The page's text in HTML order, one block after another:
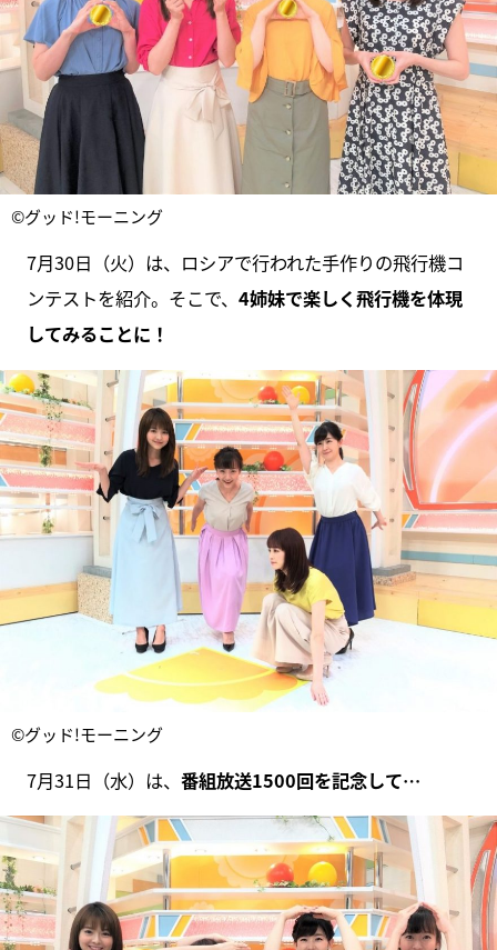
©グッド!モーニング
7月30日（火）は、ロシアで行われた手作りの飛行機コ
ンテストを紹介。そこで、 4姉妹で楽しく飛行機を体現
してみることに！
©グッド!モーニング
7月31日（水）は、 番組放送1500回を記念して…